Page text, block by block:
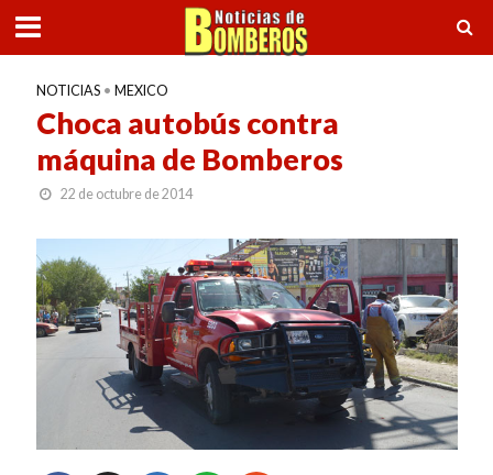
NOTICIAS • MEXICO
Choca autobús contra
máquina de Bomberos
22 de octubre de 2014